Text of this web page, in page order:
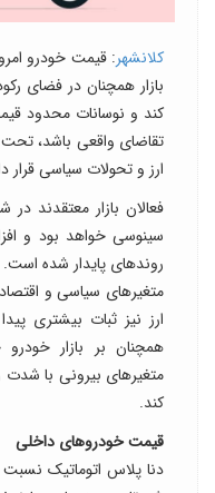
کلانشهر
بازار همچنان در فضای
کند و نوسانات محدود
تقاضای واقعی باشد، تحت
ارز و تحولات سیاسی قرار
فعالان بازار معتقدند در
سینوسی خواهد بود و
روندهای پایدار شده است.
متغیرهای سیاسی و
ارز نیز ثبات بیشتری
همچنان بر بازار
متغیرهای بیرونی با
کند.
قیمت خودروهای داخلی